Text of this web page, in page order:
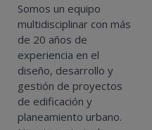
Somos un equipo
multidisciplinar con más
de 20 años de
experiencia en el
diseño, desarrollo y
gestión de proyectos
de edificación y
planeamiento urbano.